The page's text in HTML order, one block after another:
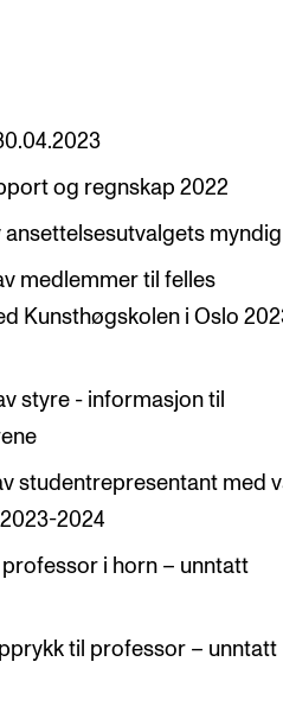
og regnskap 2022
ansettelsesutvalgets
medlemmer til felles
Kunsthøgskolen i Oslo
styre - informasjon til
studentrepresentant med
2024
i horn – unntatt
til professor – unntatt